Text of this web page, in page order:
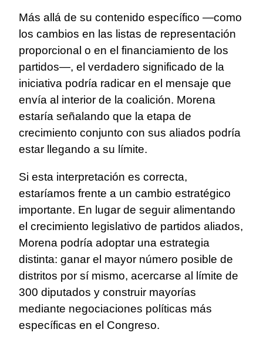
Más allá de su contenido específico —como
los cambios en las listas de representación
proporcional o en el financiamiento de los
partidos—, el verdadero significado de la
iniciativa podría radicar en el mensaje que
envía al interior de la coalición. Morena
estaría señalando que la etapa de
crecimiento conjunto con sus aliados podría
estar llegando a su límite.
Si esta interpretación es correcta,
estaríamos frente a un cambio estratégico
importante. En lugar de seguir alimentando
el crecimiento legislativo de partidos aliados,
Morena podría adoptar una estrategia
distinta: ganar el mayor número posible de
distritos por sí mismo, acercarse al límite de
300 diputados y construir mayorías
mediante negociaciones políticas más
específicas en el Congreso.